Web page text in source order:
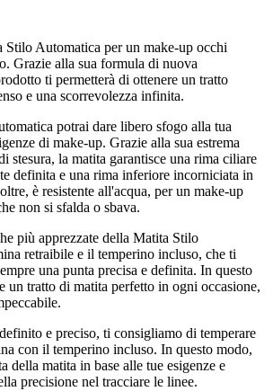
Stilo Automatica per un make-up occhi
Grazie alla sua formula di nuova
ti permetterà di ottenere un tratto
e una scorrevolezza infinita.
potrai dare libero sfogo alla tua
di make-up. Grazie alla sua estrema
stesura, la matita garantisce una rima ciliare
definita e una rima inferiore incorniciata in
è resistente all'acqua, per un make-up
non si sfalda o sbava.
più apprezzate della Matita Stilo
retraibile e il temperino incluso, che ti
una punta precisa e definita. In questo
un tratto di matita perfetto in ogni occasione,
e preciso, ti consigliamo di temperare
con il temperino incluso. In questo modo,
della matita in base alle tue esigenze e
precisione nel tracciare le linee.